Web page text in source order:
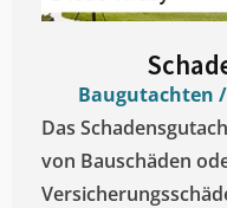
Baugutachten
Das
von Bauschäden